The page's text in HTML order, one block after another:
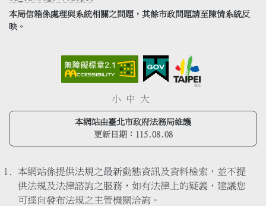
本局信箱係處理與系統相關之問題，其餘市政問題請至陳情系統反
映。
小 中 大
本網站由臺北市政府法務局維護
更新日期： 115.08.08
本網站係提供法規之最新動態資訊及資料檢索，並不提
供法規及法律諮詢之服務，如有法律上的疑義，建議您
可逕向發布法規之主管機關洽詢。